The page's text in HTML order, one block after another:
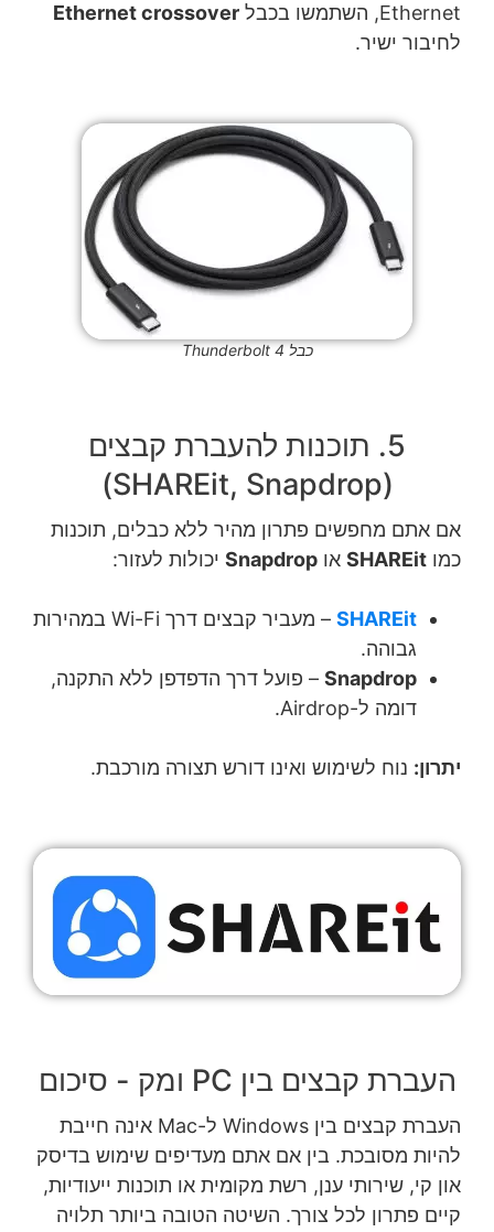
Ethernet, השתמשו בכבל
Ethernet crossover
לחיבור ישיר.
כבל Thunderbolt 4
5. תוכנות להעברת קבצים
(SHAREit, Snapdrop)
אם אתם מחפשים פתרון מהיר ללא כבלים, תוכנות
כמו SHAREit או Snapdrop יכולות לעזור:
SHAREit
– מעביר קבצים דרך Wi-Fi במהירות
גבוהה.
Snapdrop – פועל דרך הדפדפן ללא התקנה,
דומה ל-Airdrop.
יתרון: נוח לשימוש ואינו דורש תצורה מורכבת.
העברת קבצים בין PC ומק - סיכום
העברת קבצים בין Windows ל-Mac אינה חייבת
להיות מסובכת. בין אם אתם מעדיפים שימוש בדיסק
און קי, שירותי ענן, רשת מקומית או תוכנות ייעודיות,
קיים פתרון לכל צורך. השיטה הטובה ביותר תלויה